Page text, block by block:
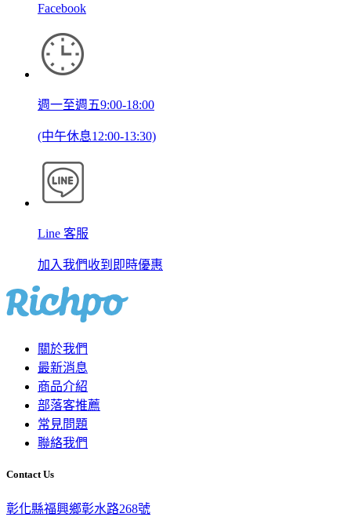
Facebook
週一至週五9:00-18:00
(中午休息12:00-13:30)
Line 客服
加入我們收到即時優惠
關於我們
最新消息
商品介紹
部落客推薦
常見問題
聯絡我們
Contact Us
彰化縣福興鄉彰水路268號